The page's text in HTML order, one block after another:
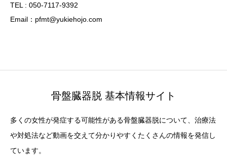
TEL : 050-7117-9392
Email：pfmt@yukiehojo.com
骨盤臓器脱 基本情報サイト
多くの女性が発症する可能性がある骨盤臓器脱について、治療法
や対処法など動画を交えて分かりやすくたくさんの情報を発信し
ています。